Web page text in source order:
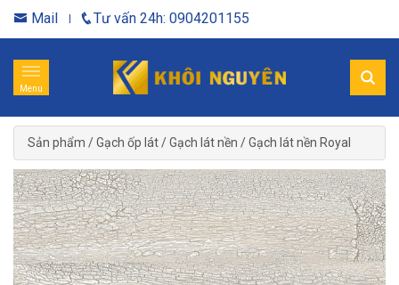
Mail Tư vấn 24h: 0904201155
Menu
Sản phẩm /Gạch ốp lát/Gạch lát nền /Gạch lát nền Royal